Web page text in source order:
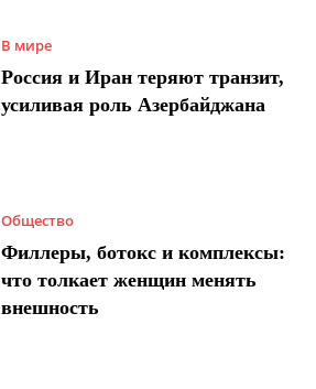
В мире
Россия и Иран теряют транзит,
усиливая роль Азербайджана
Общество
Филлеры, ботокс и комплексы:
что толкает женщин менять
внешность